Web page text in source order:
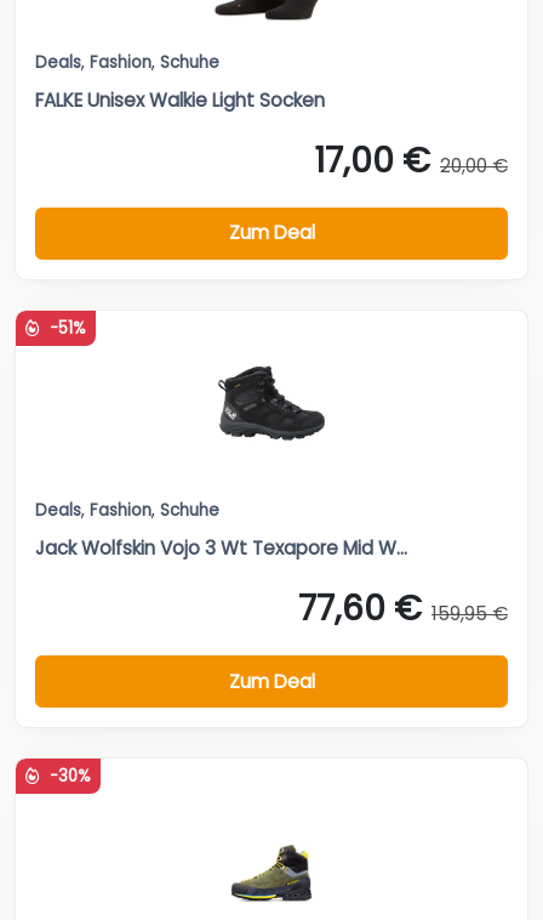
Deals, Fashion, Schuhe
FALKE Unisex Walkie Light Socken
17,00 € 20,00 €
Zum Deal
-51%
Deals, Fashion, Schuhe
Jack Wolfskin Vojo 3 Wt Texapore Mid W...
77,60 € 159,95 €
Zum Deal
-30%